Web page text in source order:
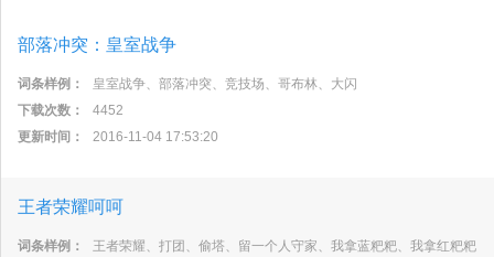
部落冲突：皇室战争
词条样例：
皇室战争、部落冲突、竞技场、哥布林、大闪
下载次数：
4452
更新时间：
2016-11-04 17:53:20
王者荣耀呵呵
词条样例：
王者荣耀、打团、偷塔、留一个人守家、我拿蓝粑粑、我拿红粑粑